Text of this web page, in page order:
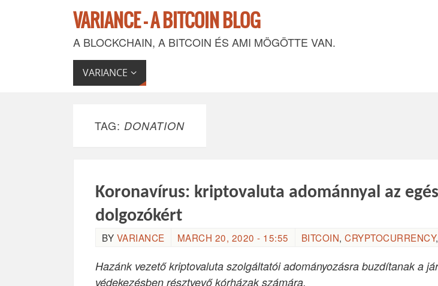
VARIANCE - A BITCOIN BLOG
A BLOCKCHAIN, A BITCOIN ÉS AMI MÖGÖTTE VAN.
VARIANCE
TAG: DONATION
Koronavírus: kriptovaluta adománnyal az
dolgozókért
BY VARIANCE MARCH 20, 2020 - 15:55 BITCOIN, CRYPTOCURRENCY,
Hazánk vezető kriptovaluta szolgáltatói adományozásra buzdítanak a
védekezésben résztvevő kórházak számára.